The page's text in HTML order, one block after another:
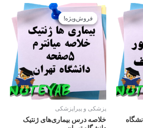
11.610تومان
فروش‌ویژه!
فروش‌ویژه!
پزشکی و پیراپزشکی
خلاصه درس بیماری‌های ژنتیک
قیمت
اصلی
بود.
قیمت
11.610تومان
است.